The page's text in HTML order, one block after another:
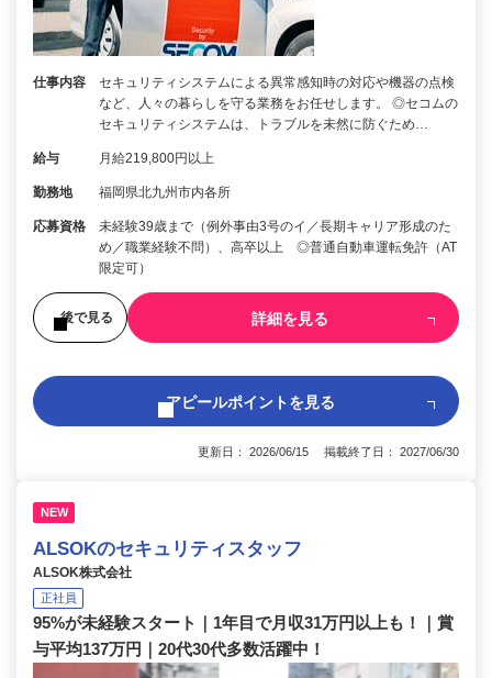
仕事内容
セキュリティシステムによる異常感知時の対応や機器の点検
など、人々の暮らしを守る業務をお任せします。 ◎セコムの
セキュリティシステムは、トラブルを未然に防ぐため…
給与 月給219,800円以上
勤務地 福岡県北九州市内各所
応募資格
未経験39歳まで（例外事由3号のイ／長期キャリア形成のた
め／職業経験不問）、高卒以上 ◎普通自動車運転免許（AT
限定可）
後で見る 詳細を見る
アピールポイントを見る
更新日： 2026/06/15 掲載終了日： 2027/06/30
NEW
ALSOKのセキュリティスタッフ
ALSOK株式会社
正社員
95%が未経験スタート｜1年目で月収31万円以上も！｜賞
与平均137万円｜20代30代多数活躍中！